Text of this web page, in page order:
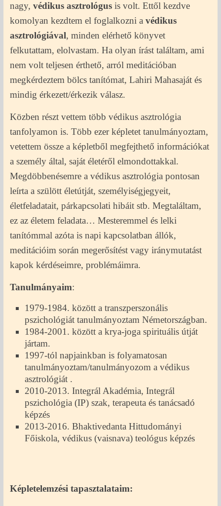
nagy, védikus asztrológus is volt. Ettől kezdve
komolyan kezdtem el foglalkozni a védikus
asztrológiával, minden elérhető könyvet
felkutattam, elolvastam. Ha olyan írást találtam, ami
nem volt teljesen érthető, arról meditációban
megkérdeztem bölcs tanítómat, Lahiri Mahasaját és
mindig érkezett/érkezik válasz.
Közben részt vettem több védikus asztrológia
tanfolyamon is. Több ezer képletet tanulmányoztam,
vetettem össze a képletből megfejthető információkat
a személy által, saját életéről elmondottakkal.
Megdöbbenésemre a védikus asztrológia pontosan
leírta a szülött életútját, személyiségjegyeit,
életfeladatait, párkapcsolati hibáit stb. Megtaláltam,
ez az életem feladata… Mesteremmel és lelki
tanítómmal azóta is napi kapcsolatban állók,
meditációim során megerősítést vagy iránymutatást
kapok kérdéseimre, problémáimra.
Tanulmányaim:
1979-1984. között a transzperszonális
pszichológiát tanulmányoztam Németországban.
1984-2001. között a krya-joga spirituális útját
jártam.
1997-tól napjainkban is folyamatosan
tanulmányoztam/tanulmányozom a védikus
asztrológiát .
2010-2013. Integrál Akadémia, Integrál
pszichológia (IP) szak, terapeuta és tanácsadó
képzés
2013-2016. Bhaktivedanta Hittudományi
Főiskola, védikus (vaisnava) teológus képzés
Képletelemzési tapasztalataim: